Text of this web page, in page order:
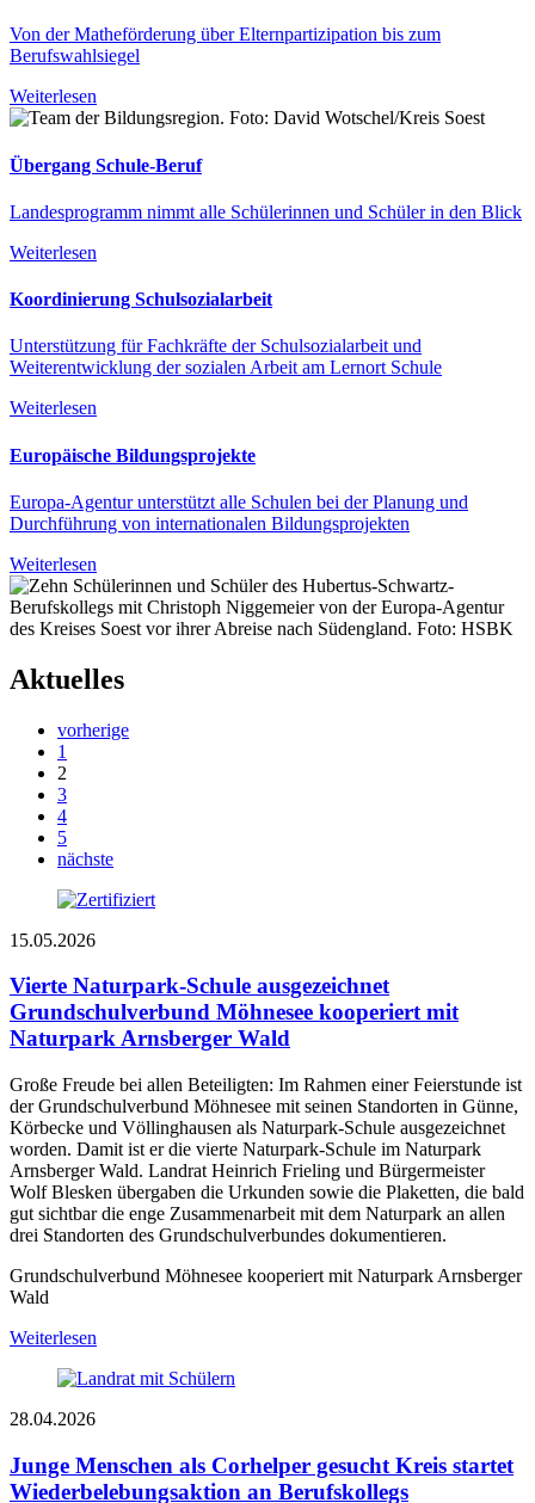
Von der Matheförderung über Elternpartizipation bis zum
Berufswahlsiegel
Weiterlesen
Übergang Schule-Beruf
Landesprogramm nimmt alle Schülerinnen und Schüler in den Blick
Weiterlesen
Koordinierung Schulsozialarbeit
Unterstützung für Fachkräfte der Schulsozialarbeit und
Weiterentwicklung der sozialen Arbeit am Lernort Schule
Weiterlesen
Europäische Bildungsprojekte
Europa-Agentur unterstützt alle Schulen bei der Planung und
Durchführung von internationalen Bildungsprojekten
Weiterlesen
Aktuelles
vorherige
1
2
3
4
5
nächste
15.05.2026
Vierte Naturpark-Schule ausgezeichnet
Grundschulverbund Möhnesee kooperiert mit
Naturpark Arnsberger Wald
Große Freude bei allen Beteiligten: Im Rahmen einer Feierstunde ist
der Grundschulverbund Möhnesee mit seinen Standorten in Günne,
Körbecke und Völlinghausen als Naturpark-Schule ausgezeichnet
worden. Damit ist er die vierte Naturpark-Schule im Naturpark
Arnsberger Wald. Landrat Heinrich Frieling und Bürgermeister
Wolf Blesken übergaben die Urkunden sowie die Plaketten, die bald
gut sichtbar die enge Zusammenarbeit mit dem Naturpark an allen
drei Standorten des Grundschulverbundes dokumentieren.
Grundschulverbund Möhnesee kooperiert mit Naturpark Arnsberger
Wald
Weiterlesen
28.04.2026
Junge Menschen als Corhelper gesucht Kreis startet
Wiederbelebungsaktion an Berufskollegs